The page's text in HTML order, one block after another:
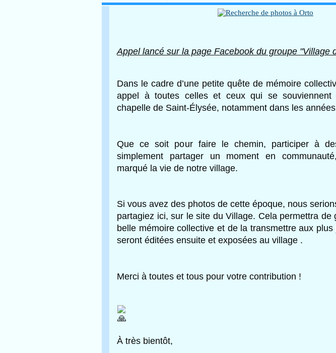
Appel lancé sur la page Facebook du groupe "Village
Dans le cadre d’une petite quête de mémoire
appel à toutes celles et ceux qui se
chapelle de Saint-Élysée, notamment dans les
Que ce soit pour faire le chemin, participer à
simplement partager un moment en
marqué la vie de notre village.
Si vous avez des photos de cette époque, nous
partagiez ici, sur le site du Village. Cela permettra de
belle mémoire collective et de la transmettre aux
seront éditées ensuite et exposées au village .
Merci à toutes et tous pour votre contribution !
À très bientôt,